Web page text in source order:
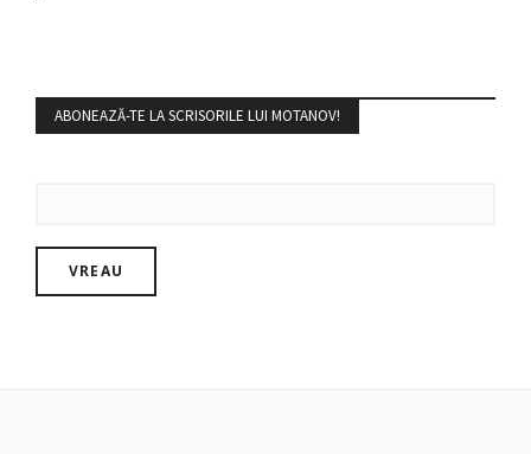
ABONEAZĂ-TE LA SCRISORILE LUI MOTANOV!